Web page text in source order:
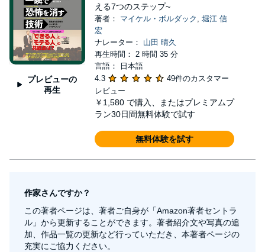
プレビューの
再生
える7つのステップ~
著者： マイケル・ボルダック , 堀江 信
宏
ナレーター： 山田 晴久
再生時間： 2 時間 35 分
言語： 日本語
4.3
49件のカスタマー
レビュー
￥1,580 で購入、またはプレミアムプ
ラン30日間無料体験で試す
無料体験を試す
作家さんですか？
この著者ページは、著者ご自身が「Amazon著者セントラ
ル」から更新することができます。著者紹介文や写真の追
加、作品一覧の更新など行っていただき、本著者ページの
充実にご協力ください。